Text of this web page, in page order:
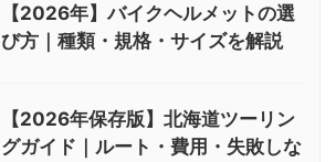
【2026年】バイクヘルメットの選
び方｜種類・規格・サイズを解説
【2026年保存版】北海道ツーリン
グガイド｜ルート・費用・失敗しな